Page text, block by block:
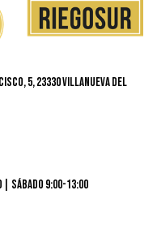
5, 23330 Villanueva del
| Sábado 9:00-13:00